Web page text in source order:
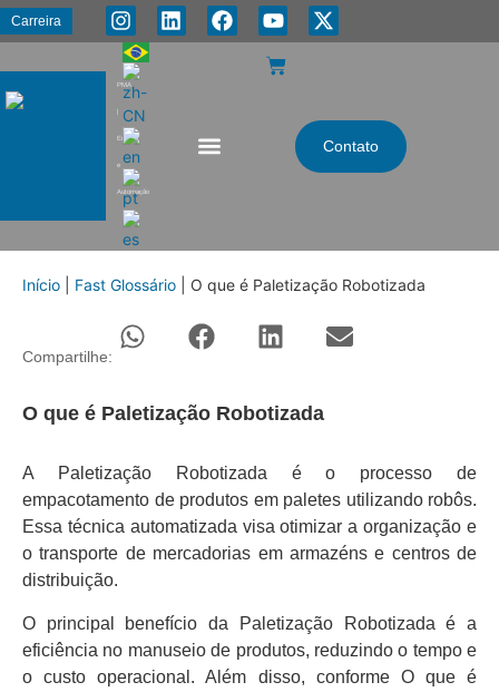
Carreira
PMA
|
Energia
e
Automação
Contato
Início Fast Glossário O que é Paletização Robotizada
Compartilhe:
O que é Paletização Robotizada
A Paletização Robotizada é o processo de
empacotamento de produtos em paletes utilizando robôs.
Essa técnica automatizada visa otimizar a organização e
o transporte de mercadorias em armazéns e centros de
distribuição.
O principal benefício da Paletização Robotizada é a
eficiência no manuseio de produtos, reduzindo o tempo e
o custo operacional. Além disso, conforme O que é